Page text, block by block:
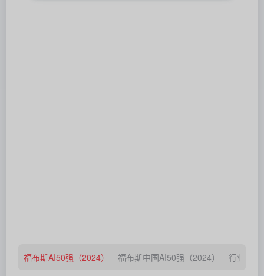
福布斯AI50强（2024） 福布斯中国AI50强（2024） 行业新锐